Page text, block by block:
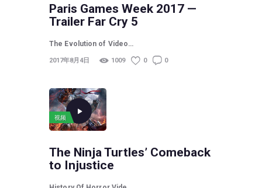
Paris Games Week 2017 —
Trailer Far Cry 5
The Evolution of Video…
2017年8月4日 1009 0 0
视频
The Ninja Turtles’ Comeback
to Injustice